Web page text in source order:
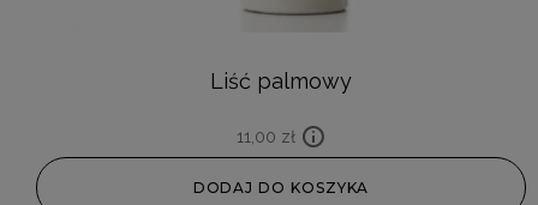
Liść palmowy
11,00 zł
DODAJ DO KOSZYKA